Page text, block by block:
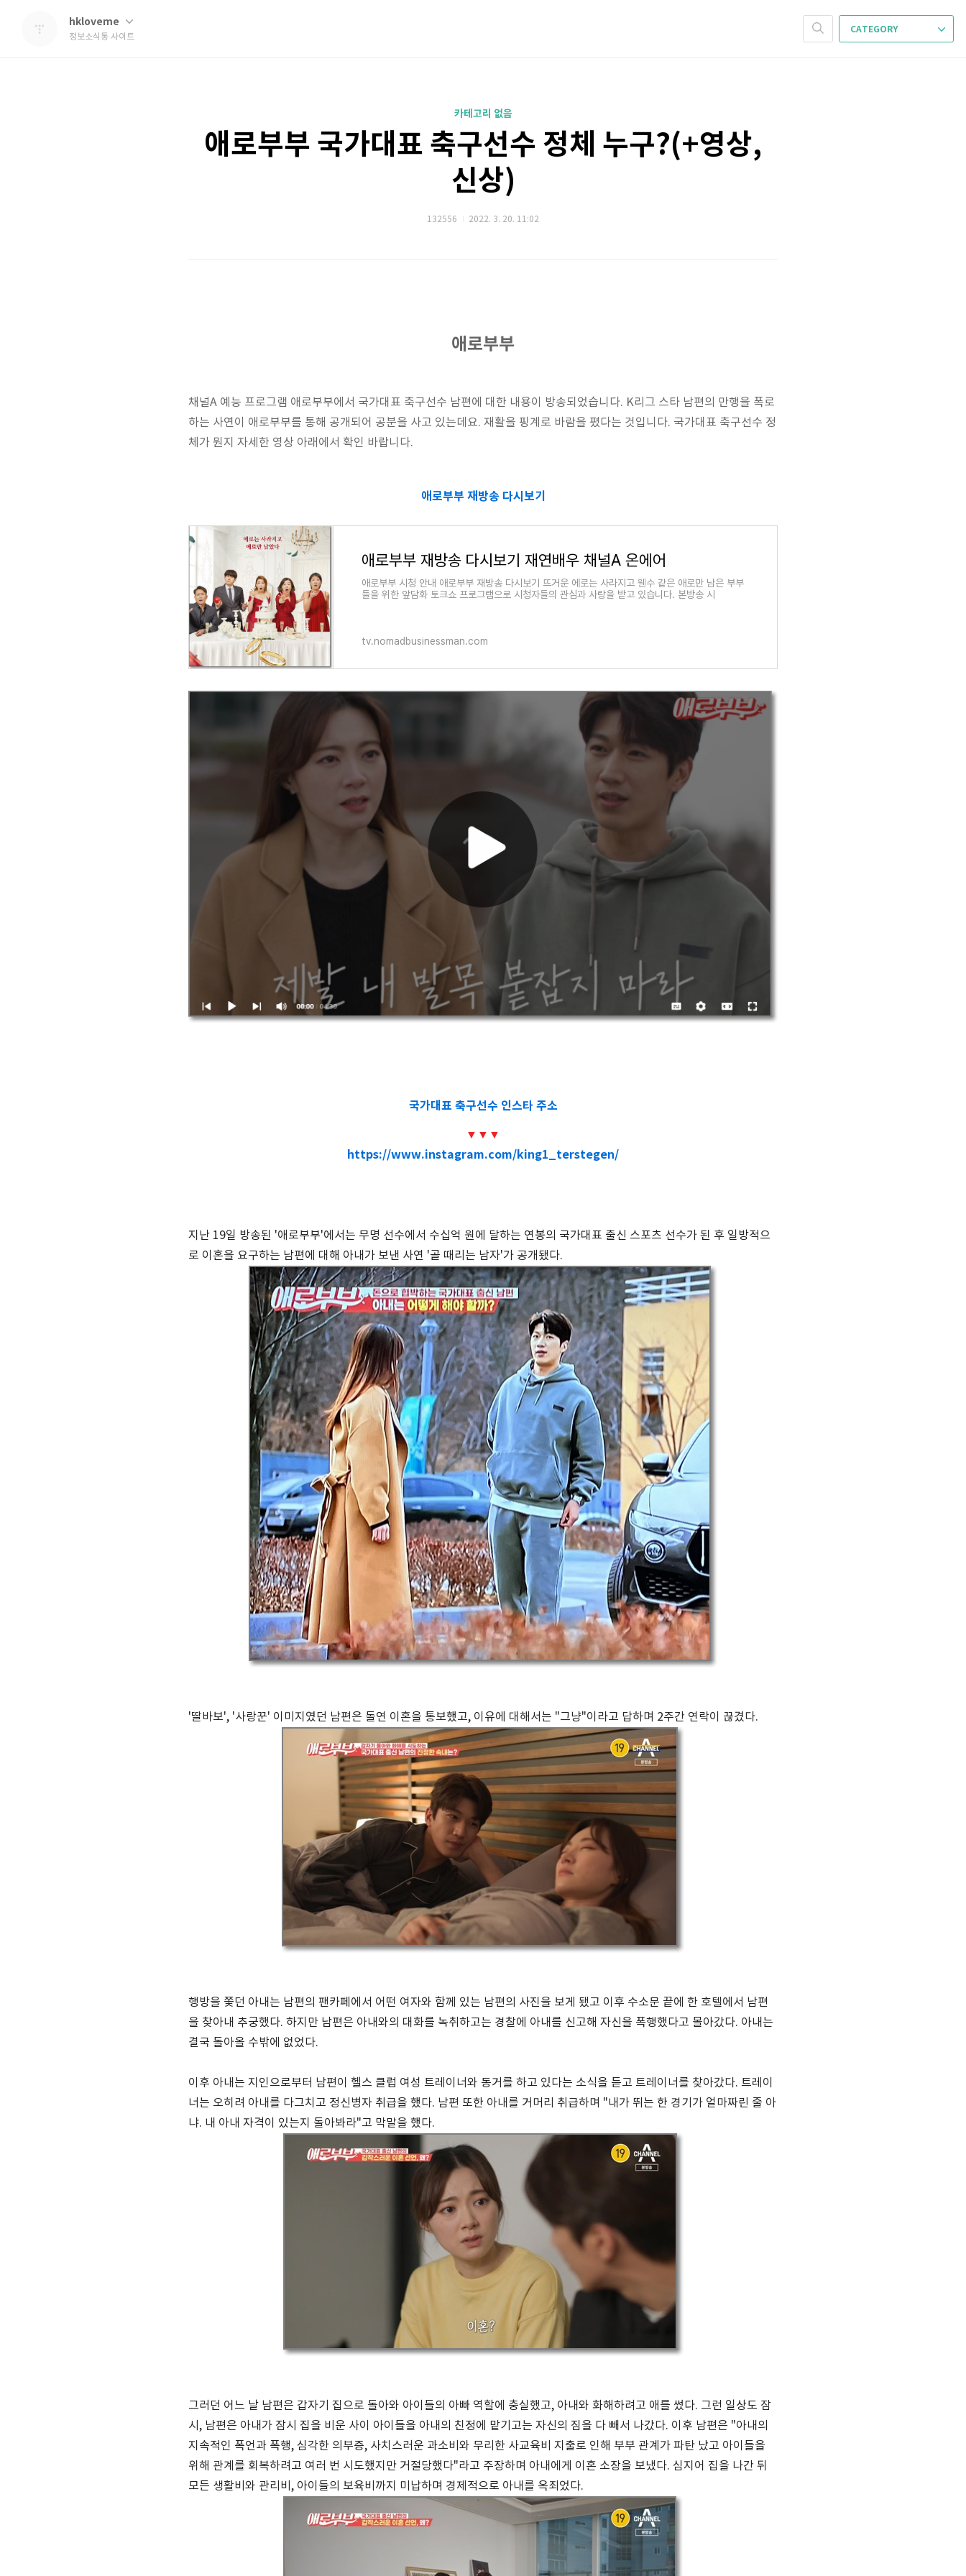
hkloveme
정보소식통 사이트
CATEGORY
카테고리 없음
애로부부 국가대표 축구선수 정체 누구?(+영상,
신상)
132556 2022. 3. 20. 11:02
애로부부
채널A 예능 프로그램 애로부부에서 국가대표 축구선수 남편에 대한 내용이 방송되었습니다. K리그 스타 남편의 만행을 폭로
하는 사연이 애로부부를 통해 공개되어 공분을 사고 있는데요. 재활을 핑계로 바람을 폈다는 것입니다. 국가대표 축구선수 정
체가 뭔지 자세한 영상 아래에서 확인 바랍니다.
애로부부 재방송 다시보기
애로부부 재방송 다시보기 재연배우 채널A 온에어
애로부부 시청 안내 애로부부 재방송 다시보기 뜨거운 에로는 사라지고 웬수 같은 애로만 남은 부부
들을 위한 앞담화 토크쇼 프로그램으로 시청자들의 관심과 사랑을 받고 있습니다. 본방송 시
tv.nomadbusinessman.com
국가대표 축구선수 인스타 주소
▼ ▼ ▼
https://www.instagram.com/king1_terstegen/
지난 19일 방송된 '애로부부'에서는 무명 선수에서 수십억 원에 달하는 연봉의 국가대표 출신 스포츠 선수가 된 후 일방적으
로 이혼을 요구하는 남편에 대해 아내가 보낸 사연 '골 때리는 남자'가 공개됐다.
'딸바보', '사랑꾼' 이미지였던 남편은 돌연 이혼을 통보했고, 이유에 대해서는 "그냥"이라고 답하며 2주간 연락이 끊겼다.
행방을 쫓던 아내는 남편의 팬카페에서 어떤 여자와 함께 있는 남편의 사진을 보게 됐고 이후 수소문 끝에 한 호텔에서 남편
을 찾아내 추궁했다. 하지만 남편은 아내와의 대화를 녹취하고는 경찰에 아내를 신고해 자신을 폭행했다고 몰아갔다. 아내는
결국 돌아올 수밖에 없었다.
이후 아내는 지인으로부터 남편이 헬스 클럽 여성 트레이너와 동거를 하고 있다는 소식을 듣고 트레이너를 찾아갔다. 트레이
너는 오히려 아내를 다그치고 정신병자 취급을 했다. 남편 또한 아내를 거머리 취급하며 "내가 뛰는 한 경기가 얼마짜린 줄 아
냐. 내 아내 자격이 있는지 돌아봐라"고 막말을 했다.
그러던 어느 날 남편은 갑자기 집으로 돌아와 아이들의 아빠 역할에 충실했고, 아내와 화해하려고 애를 썼다. 그런 일상도 잠
시, 남편은 아내가 잠시 집을 비운 사이 아이들을 아내의 친정에 맡기고는 자신의 짐을 다 빼서 나갔다. 이후 남편은 "아내의
지속적인 폭언과 폭행, 심각한 의부증, 사치스러운 과소비와 무리한 사교육비 지출로 인해 부부 관계가 파탄 났고 아이들을
위해 관계를 회복하려고 여러 번 시도했지만 거절당했다"라고 주장하며 아내에게 이혼 소장을 보냈다. 심지어 집을 나간 뒤
모든 생활비와 관리비, 아이들의 보육비까지 미납하며 경제적으로 아내를 옥죄었다.